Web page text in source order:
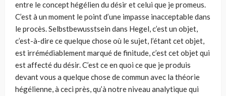
entre le concept hégélien du désir et celui que je promeus.
C’est à un moment le point d’une impasse inacceptable dans
le procès. Selbstbewusstsein dans Hegel, c’est un objet,
c’est-à-dire ce quelque chose où le sujet, l’étant cet objet,
est irrémédiablement marqué de finitude, c’est cet objet qui
est affecté du désir. C’est ce en quoi ce que je produis
devant vous a quelque chose de commun avec la théorie
hégélienne, à ceci près, qu’à notre niveau analytique qui